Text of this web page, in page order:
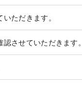
ただきます。
させていただきます。